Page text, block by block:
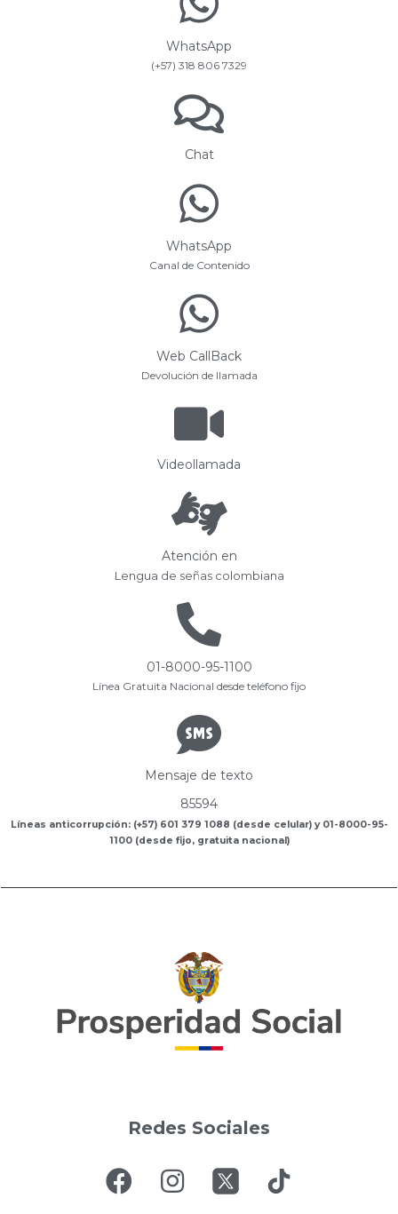
WhatsApp
(+57) 318 806 7329
Chat
WhatsApp
Canal de Contenido
Web CallBack
Devolución de llamada
Videollamada
Atención en
Lengua de señas colombiana
01-8000-95-1100
Línea Gratuita Nacional desde teléfono fijo
Mensaje de texto
85594
Líneas anticorrupción: (+57) 601 379 1088 (desde celular) y 01-8000-95-
1100 (desde fijo, gratuita nacional)
Redes Sociales